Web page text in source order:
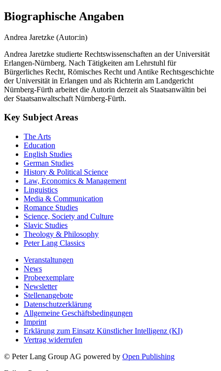
Biographische Angaben
Andrea Jaretzke (Autor:in)
Andrea Jaretzke studierte Rechtswissenschaften an der Universität
Erlangen-Nürnberg. Nach Tätigkeiten am Lehrstuhl für
Bürgerliches Recht, Römisches Recht und Antike Rechtsgeschichte
der Universität in Erlangen und als Richterin am Landgericht
Nürnberg-Fürth arbeitet die Autorin derzeit als Staatsanwältin bei
der Staatsanwaltschaft Nürnberg-Fürth.
Key Subject Areas
The Arts
Education
English Studies
German Studies
History & Political Science
Law, Economics & Management
Linguistics
Media & Communication
Romance Studies
Science, Society and Culture
Slavic Studies
Theology & Philosophy
Peter Lang Classics
Veranstaltungen
News
Probeexemplare
Newsletter
Stellenangebote
Datenschutzerklärung
Allgemeine Geschäftsbedingungen
Imprint
Erklärung zum Einsatz Künstlicher Intelligenz (KI)
Vertrag widerrufen
© Peter Lang Group AG powered by Open Publishing